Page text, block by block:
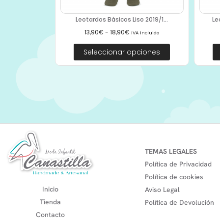
Leotardos Básicos Liso 2019/1...
13,90€ - 18,90€ IVA Incluido
Seleccionar opciones
Inicio
Tienda
Contacto
TEMAS LEGALES
Política de Privacidad
Política de cookies
Aviso Legal
Política de Devolución